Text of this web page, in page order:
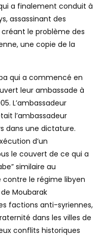
a finalement conduit à
assassinant des
créant le problème des
une copie de la
qui a commencé en
leur ambassade à
L’ambassadeur
l’ambassadeur
dans une dictature.
d’un
le couvert de ce qui a
similaire au
le régime libyen
Moubarak
factions anti-syriennes,
dans les villes de
conflits historiques